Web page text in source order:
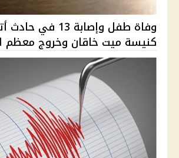
وفاة طفل وإصابة 13
كنيسة ميت خاقان وخروج معظم